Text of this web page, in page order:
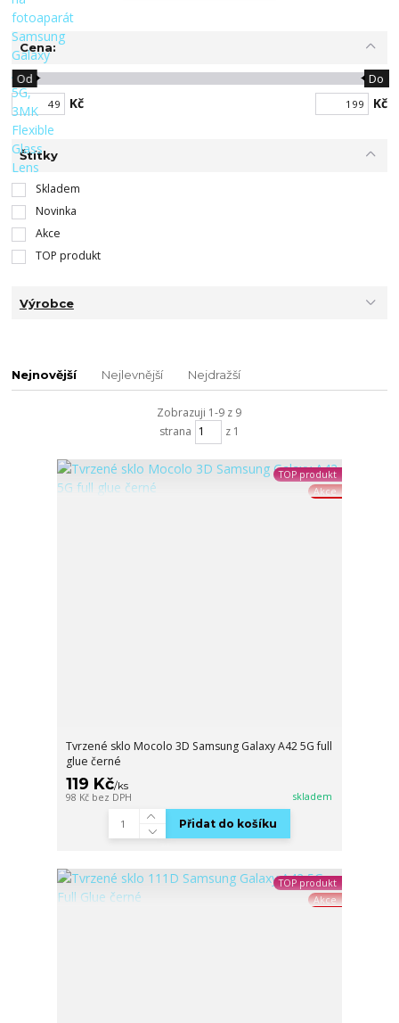
Cena:
Kč
Od Do
Kč
Štítky
Skladem
Novinka
Akce
TOP produkt
Výrobce
Nejnovější Nejlevnější Nejdražší
Zobrazuji 1-9 z 9
strana
z 1
TOP produkt
Akce
Tvrzené sklo Mocolo 3D Samsung Galaxy A42 5G full
glue černé
119 Kč/ks
98 Kč bez DPH skladem
Přidat do košíku
TOP produkt
Akce